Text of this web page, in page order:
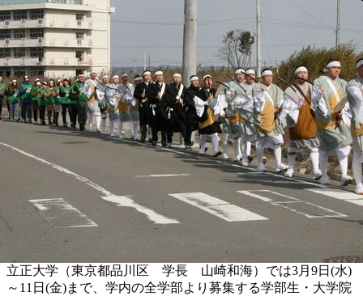
立正大学（東京都品川区 学長 山崎和海）では3月9日(水)
～11日(金)まで、学内の全学部より募集する学部生・大学院